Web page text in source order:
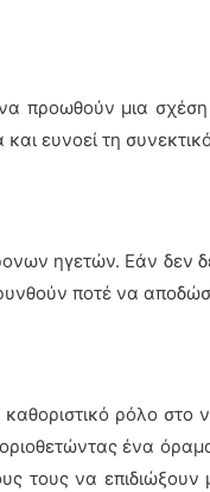
προωθούν μια
ευνοεί τη
ηγετών. Εάν δεν
ποτέ να
καθοριστικό ρόλο στο
ένα
τους να επιδιώξουν